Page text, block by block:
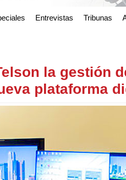
Entrevistas Tribunas
la gestión
plataforma